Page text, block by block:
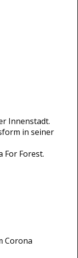
Innenstadt.
in seiner
For Forest.
Corona